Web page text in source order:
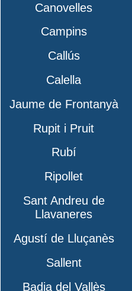
Canovelles
Campins
Callús
Calella
Jaume de Frontanyà
Rupit i Pruit
Rubí
Ripollet
Sant Andreu de
Llavaneres
Agustí de Lluçanès
Sallent
Badia del Vallès